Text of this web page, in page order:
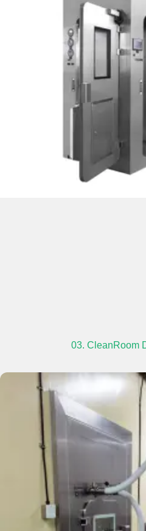
03. CleanRoom